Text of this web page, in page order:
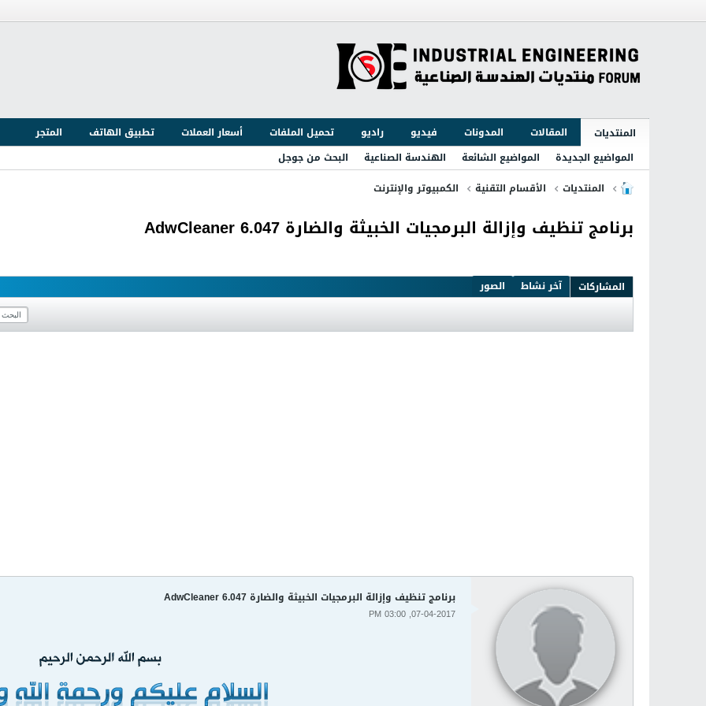
المنتديات المقالات المدونات فيديو راديو تحميل الملفات أسعار العملات تطبيق الهاتف
المتجر
المواضيع الجديدة
المواضيع الشائعة الهندسة الصناعية
البحث من جوجل
المنتديات
الأقسام التقنية الكمبيوتر والإنترنت
برنامج تنظيف وإزالة البرمجيات الخبيثة والضارة AdwCleaner 6.047
المشاركات آخر نشاط الصور
برنامج تنظيف وإزالة البرمجيات الخبيثة والضارة AdwCleaner 6.047
07-04-2017, 03:00 PM